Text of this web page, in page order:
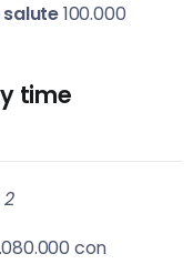
salute100.000
time
con